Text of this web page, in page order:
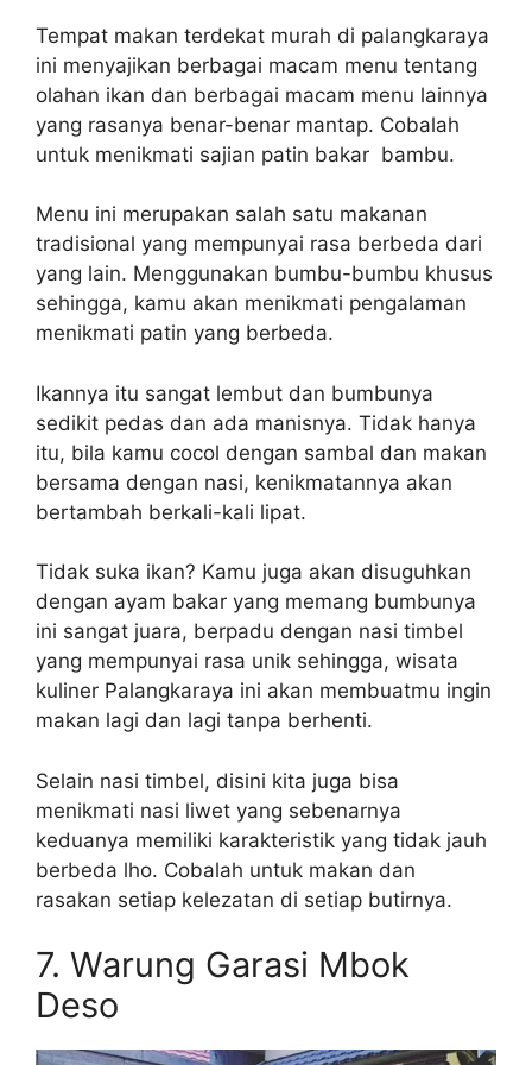
Tempat makan terdekat murah di palangkaraya
ini menyajikan berbagai macam menu tentang
olahan ikan dan berbagai macam menu lainnya
yang rasanya benar-benar mantap. Cobalah
untuk menikmati sajian patin bakar bambu.
Menu ini merupakan salah satu makanan
tradisional yang mempunyai rasa berbeda dari
yang lain. Menggunakan bumbu-bumbu khusus
sehingga, kamu akan menikmati pengalaman
menikmati patin yang berbeda.
Ikannya itu sangat lembut dan bumbunya
sedikit pedas dan ada manisnya. Tidak hanya
itu, bila kamu cocol dengan sambal dan makan
bersama dengan nasi, kenikmatannya akan
bertambah berkali-kali lipat.
Tidak suka ikan? Kamu juga akan disuguhkan
dengan ayam bakar yang memang bumbunya
ini sangat juara, berpadu dengan nasi timbel
yang mempunyai rasa unik sehingga, wisata
kuliner Palangkaraya ini akan membuatmu ingin
makan lagi dan lagi tanpa berhenti.
Selain nasi timbel, disini kita juga bisa
menikmati nasi liwet yang sebenarnya
keduanya memiliki karakteristik yang tidak jauh
berbeda lho. Cobalah untuk makan dan
rasakan setiap kelezatan di setiap butirnya.
7. Warung Garasi Mbok
Deso